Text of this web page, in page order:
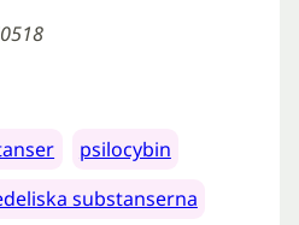
psilocybin
substanserna